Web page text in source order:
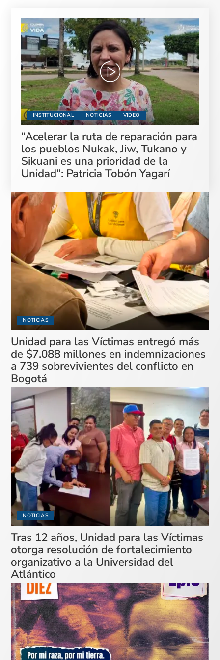
INSTITUCIONAL NOTICIAS VIDEO
“Acelerar la ruta de reparación para
los pueblos Nukak, Jiw, Tukano y
Sikuani es una prioridad de la
Unidad”: Patricia Tobón Yagarí
NOTICIAS
Unidad para las Víctimas entregó más
de $7.088 millones en indemnizaciones
a 739 sobrevivientes del conflicto en
Bogotá
NOTICIAS
Tras 12 años, Unidad para las Víctimas
otorga resolución de fortalecimiento
organizativo a la Universidad del
Atlántico